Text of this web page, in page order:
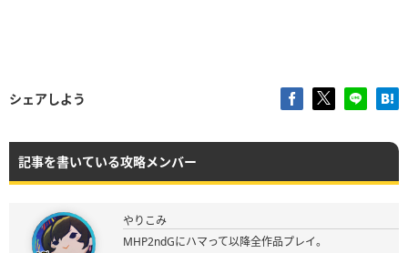
シェアしよう
記事を書いている攻略メンバー
やりこみ
MHP2ndGにハマって以降全作品プレイ。